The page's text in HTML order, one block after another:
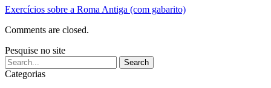
Exercícios sobre a Roma Antiga (com gabarito)
Comments are closed.
Pesquise no site
Categorias